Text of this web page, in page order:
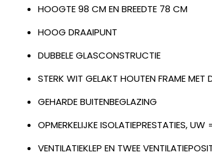
HOOGTE 98 CM EN BREEDTE 78 CM
HOOG DRAAIPUNT
DUBBELE GLASCONSTRUCTIE
STERK WIT GELAKT HOUTEN FRAME MET
GEHARDE BUITENBEGLAZING
OPMERKELIJKE ISOLATIEPRESTATIES,
VENTILATIEKLEP EN TWEE